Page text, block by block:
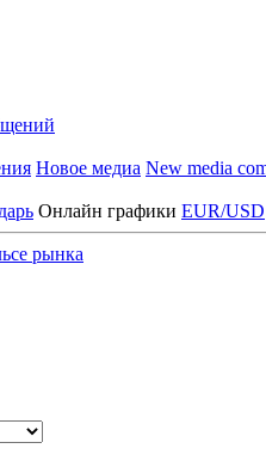
Новое медиа New media
Онлайн графики EUR/USD
рынка